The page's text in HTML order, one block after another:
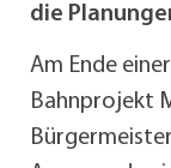
die
Am Ende
Bahnprojekt